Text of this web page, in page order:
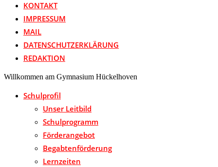
KONTAKT
IMPRESSUM
MAIL
DATENSCHUTZERKLÄRUNG
REDAKTION
Willkommen am Gymnasium Hückelhoven
Schulprofil
Unser Leitbild
Schulprogramm
Förderangebot
Begabtenförderung
Lernzeiten